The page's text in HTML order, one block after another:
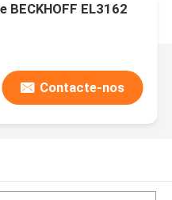
BECKHOFF EL3162
Contacte-nos